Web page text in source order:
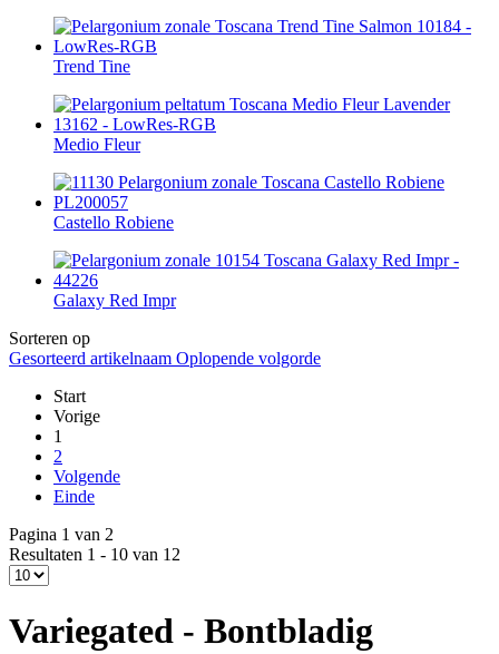
Trend Tine
Medio Fleur
Castello Robiene
Galaxy Red Impr
Sorteren op
Gesorteerd artikelnaam Oplopende volgorde
Start
Vorige
1
2
Volgende
Einde
Pagina 1 van 2
Resultaten 1 - 10 van 12
Variegated - Bontbladig